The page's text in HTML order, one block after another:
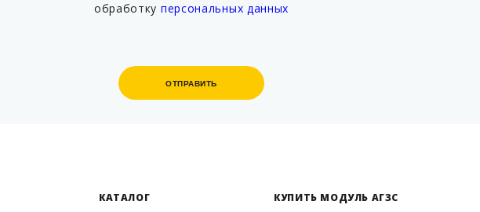
обработку персональных данных
ОТПРАВИТЬ
ОТПРАВИТЬ
КАТАЛОГ КУПИТЬ МОДУЛЬ АГЗС